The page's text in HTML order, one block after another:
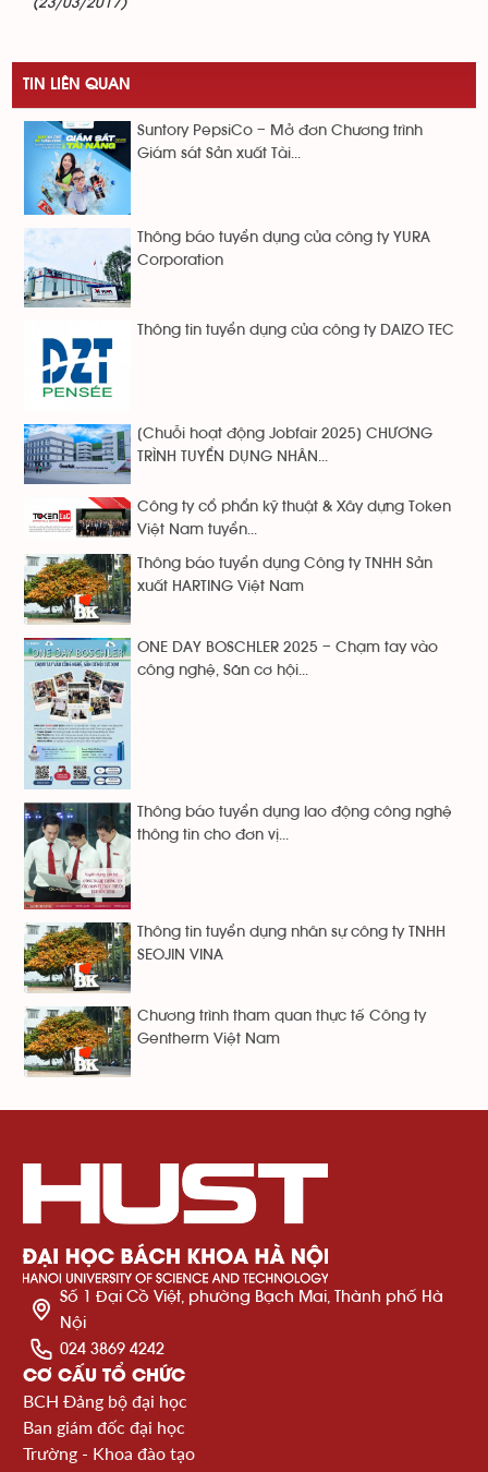
(23/03/2017)
TIN LIÊN QUAN
Suntory PepsiCo – Mở đơn Chương trình
Giám sát Sản xuất Tài...
Thông báo tuyển dụng của công ty YURA
Corporation
Thông tin tuyển dụng của công ty DAIZO TEC
[Chuỗi hoạt động Jobfair 2025] CHƯƠNG
TRÌNH TUYỂN DỤNG NHÂN...
Công ty cổ phẩn kỹ thuật & Xây dựng Token
Việt Nam tuyển...
Thông báo tuyển dụng Công ty TNHH Sản
xuất HARTING Việt Nam
ONE DAY BOSCHLER 2025 – Chạm tay vào
công nghệ, Săn cơ hội...
Thông báo tuyển dụng lao động công nghệ
thông tin cho đơn vị...
Thông tin tuyển dụng nhân sự công ty TNHH
SEOJIN VINA
Chương trình tham quan thực tế Công ty
Gentherm Việt Nam
Số 1 Đại Cồ Việt, phường Bạch Mai, Thành phố Hà
Nội
024 3869 4242
CƠ CẤU TỔ CHỨC
BCH Đảng bộ đại học
Ban giám đốc đại học
Trường - Khoa đào tạo